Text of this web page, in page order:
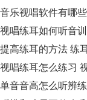
音乐视唱软件有哪
视唱练耳如何听音
提高练耳的方法 练
视唱练耳怎么练习
单音音高怎么听辨